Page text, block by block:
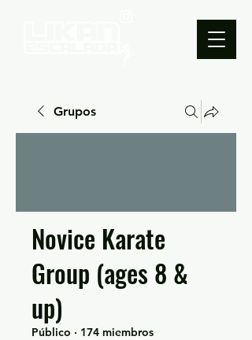
Grupos
Novice Karate
Group (ages 8 &
up)
Público · 174 miembros